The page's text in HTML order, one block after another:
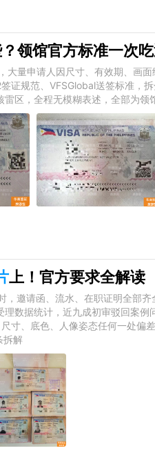
领馆官方标准一次
量申请人因尺寸、有效期、画
证规范、VFSGlobal送签标准，拆
区，全程无模糊表述，全部为领
上！官方要求全解读
邀请函、流水、在职证明全部齐
数据统计，近九成初审驳回案例
寸、底色、人像姿态任何一处偏
拆解